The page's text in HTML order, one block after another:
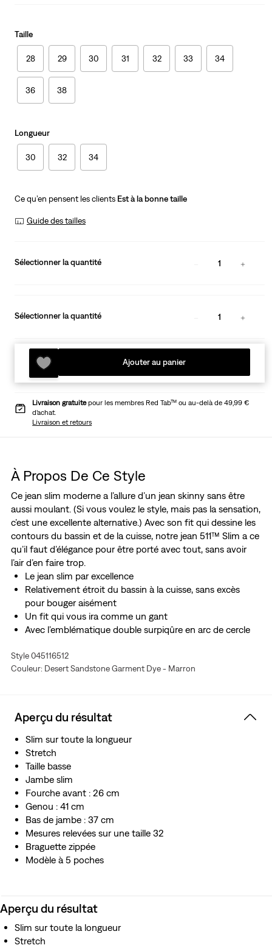
Taille
28 29 30 31 32 33 34
36 38
Longueur
30 32 34
Ce qu’en pensent les clients Est à la bonne taille
Guide des tailles
Sélectionner la quantité 1
Sélectionner la quantité 1
Ajouter au panier
Livraison gratuitepour les membres Red Tab™ ou au-delà de 49,99 €
d’achat.
Livraison et retours
À Propos De Ce Style
Ce jean slim moderne a l’allure d’un jean skinny sans être
aussi moulant. (Si vous voulez le style, mais pas la sensation,
c’est une excellente alternative.) Avec son fit qui dessine les
contours du bassin et de la cuisse, notre jean 511™ Slim a ce
qu’il faut d’élégance pour être porté avec tout, sans avoir
l’air d’en faire trop.
Le jean slim par excellence
Relativement étroit du bassin à la cuisse, sans excès
pour bouger aisément
Un fit qui vous ira comme un gant
Avec l’emblématique double surpiqûre en arc de cercle
d’épaisseur moyenne avec ce qu’il faut de stretch. Ce
modèle s’embellit avec le temps, comme votre Levi's®
Style 045116512
Couleur: Desert Sandstone Garment Dye - Marron
Aperçu du résultat
Slim sur toute la longueur
Stretch
Taille basse
Jambe slim
Fourche avant : 26 cm
Genou : 41 cm
Bas de jambe : 37 cm
Mesures relevées sur une taille 32
Braguette zippée
Modèle à 5 poches
Aperçu du résultat
Slim sur toute la longueur
Stretch